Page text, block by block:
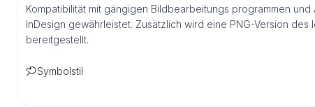
Kompatibilität mit gängigen Bildbearbeitungs programmen
InDesign gewährleistet. Zusätzlich wird eine PNG-Version
bereitgestellt.
Symbolstil